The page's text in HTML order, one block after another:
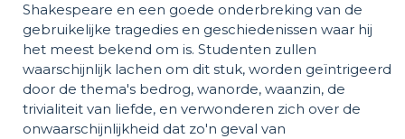
Shakespeare en een goede onderbreking van de
gebruikelijke tragedies en geschiedenissen waar hij
het meest bekend om is. Studenten zullen
waarschijnlijk lachen om dit stuk, worden geïntrigeerd
door de thema's bedrog, wanorde, waanzin, de
trivialiteit van liefde, en verwonderen zich over de
onwaarschijnlijkheid dat zo'n geval van